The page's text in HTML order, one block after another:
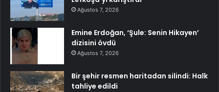
Ağustos 7, 2026
Emine Erdoğan, ‘Şule: Senin Hikayen’
dizisini övdü
Ağustos 7, 2026
Bir şehir resmen haritadan silindi: Halk
tahliye edildi